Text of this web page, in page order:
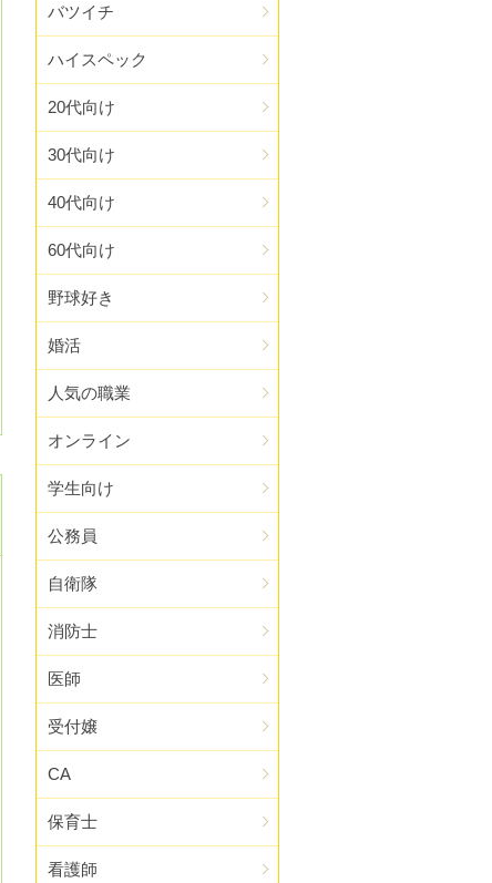
バツイチ
ハイスペック
20代向け
30代向け
40代向け
60代向け
野球好き
婚活
人気の職業
オンライン
学生向け
公務員
自衛隊
消防士
医師
受付嬢
CA
保育士
看護師